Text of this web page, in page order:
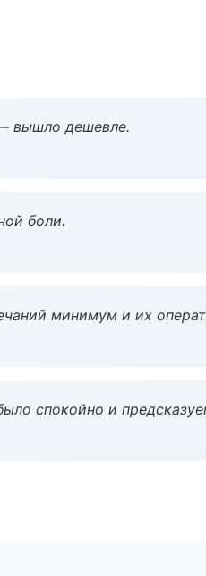
вышло дешевле.
боли.
минимум и их
спокойно и